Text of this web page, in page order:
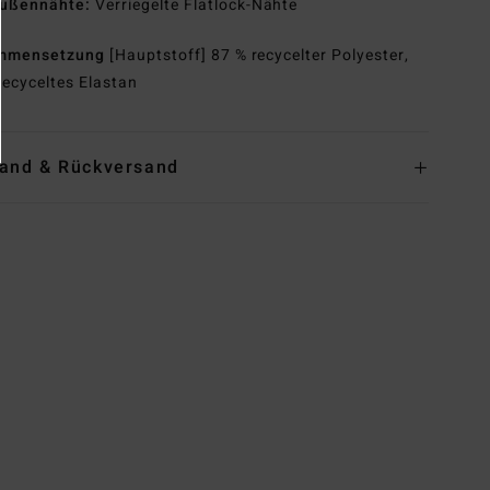
Außennähte: Verriegelte Flatlock-Nähte
[Hauptstoff] 87 % recycelter Polyester,
recyceltes Elastan
& Rückversand